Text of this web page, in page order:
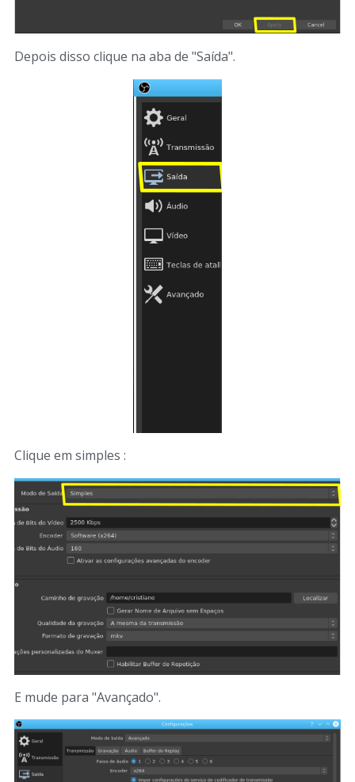
Depois disso clique na aba de "Saída".
Clique em simples :
E mude para "Avançado".